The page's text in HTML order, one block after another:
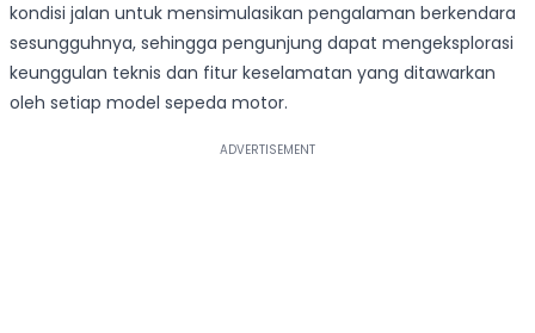
kondisi jalan untuk mensimulasikan pengalaman berkendara
sesungguhnya, sehingga pengunjung dapat mengeksplorasi
keunggulan teknis dan fitur keselamatan yang ditawarkan
oleh setiap model sepeda motor.